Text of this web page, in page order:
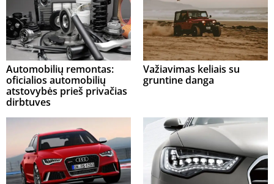
Automobilių remontas:
oficialios automobilių
atstovybės prieš privačias
dirbtuves
Važiavimas keliais su
gruntine danga